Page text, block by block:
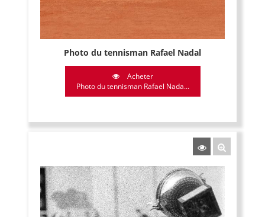
Photo du tennisman Rafael Nadal
Acheter
Photo du tennisman Rafael Nada...